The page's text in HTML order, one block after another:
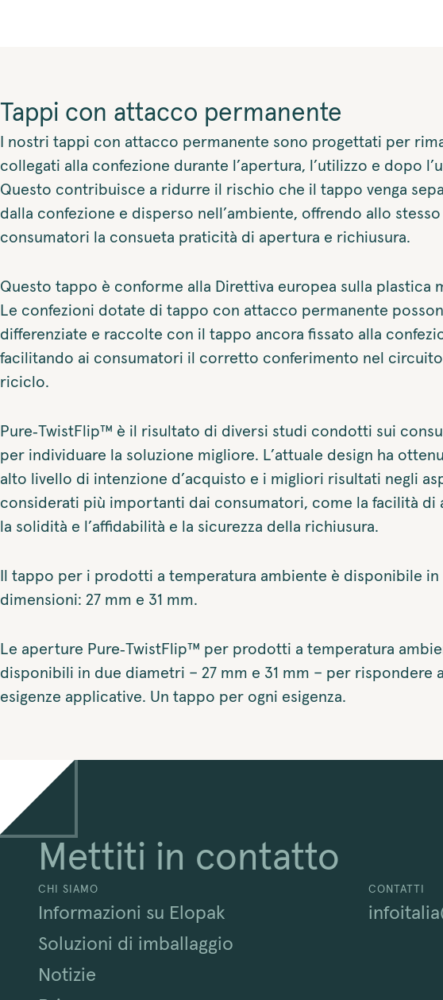
Tappi con attacco permanente
I nostri tappi con attacco permanente sono progettati per
collegati alla confezione durante l’apertura, l’utilizzo e dopo
Questo contribuisce a ridurre il rischio che il tappo venga
dalla confezione e disperso nell’ambiente, offrendo allo
consumatori la consueta praticità di apertura e richiusura.
Questo tappo è conforme alla Direttiva europea sulla plastica
Le confezioni dotate di tappo con attacco permanente
differenziate e raccolte con il tappo ancora fissato alla
facilitando ai consumatori il corretto conferimento nel circuito
riciclo.
Pure‑TwistFlip™ è il risultato di diversi studi condotti sui
per individuare la soluzione migliore. L’attuale design ha
alto livello di intenzione d’acquisto e i migliori risultati negli
considerati più importanti dai consumatori, come la facilità di
la solidità e l’affidabilità e la sicurezza della richiusura.
Il tappo per i prodotti a temperatura ambiente è disponibile in
dimensioni: 27 mm e 31 mm.
Le aperture Pure‑TwistFlip™ per prodotti a temperatura
disponibili in due diametri – 27 mm e 31 mm – per rispondere
esigenze applicative. Un tappo per ogni esigenza.
Mettiti in contatto
CHI SIAMO
Informazioni su Elopak
Soluzioni di imballaggio
Notizie
CONTATTI